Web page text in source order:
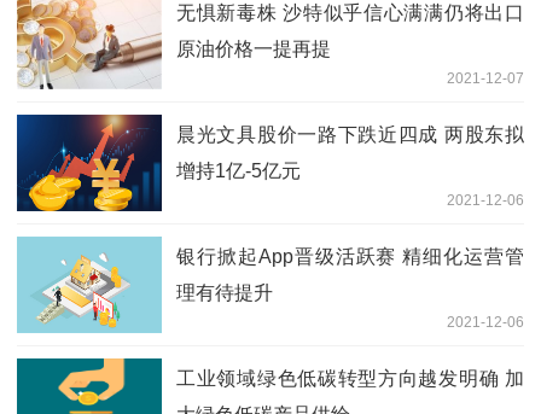
无惧新毒株 沙特似乎信心满满仍将出口
原油价格一提再提
2021-12-07
晨光文具股价一路下跌近四成 两股东拟
增持1亿-5亿元
2021-12-06
银行掀起App晋级活跃赛 精细化运营管
理有待提升
2021-12-06
工业领域绿色低碳转型方向越发明确 加